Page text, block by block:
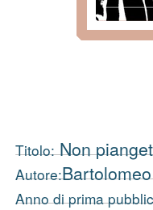
Titolo:Non
Autore:
Anno di prima